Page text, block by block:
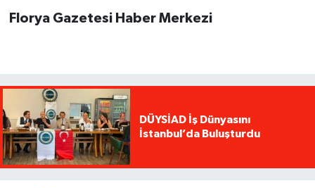
Florya Gazetesi Haber Merkezi
DÜYSİAD İş Dünyasını
İstanbul’da Buluşturdu